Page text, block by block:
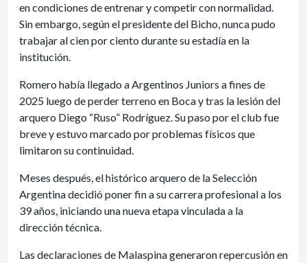
en condiciones de entrenar y competir con normalidad.
Sin embargo, según el presidente del Bicho, nunca pudo
trabajar al cien por ciento durante su estadía en la
institución.
Romero había llegado a Argentinos Juniors a fines de
2025 luego de perder terreno en Boca y tras la lesión del
arquero Diego “Ruso” Rodríguez. Su paso por el club fue
breve y estuvo marcado por problemas físicos que
limitaron su continuidad.
Meses después, el histórico arquero de la Selección
Argentina decidió poner fin a su carrera profesional a los
39 años, iniciando una nueva etapa vinculada a la
dirección técnica.
Las declaraciones de Malaspina generaron repercusión en